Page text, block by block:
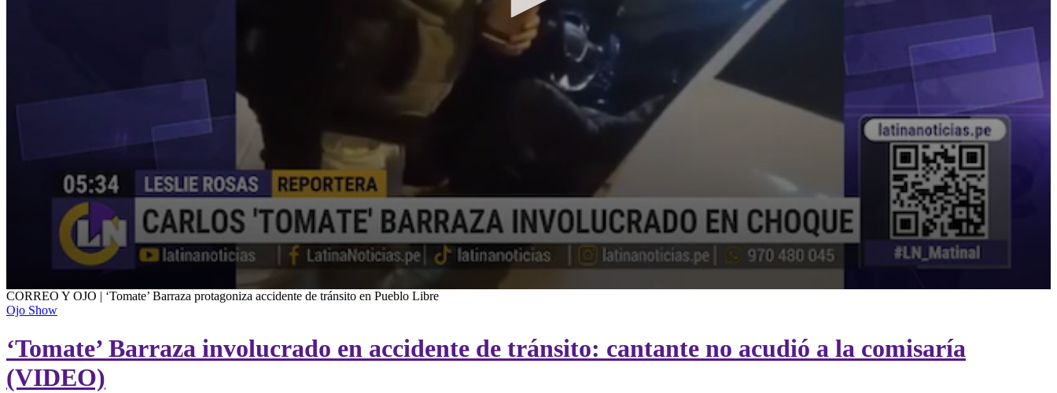
0
seconds
of
minutes,
21
secondsVolume
90%
CORREO Y OJO | ‘Tomate’ Barraza protagoniza accidente de tránsito en Pueblo Libre
Ojo Show
‘Tomate’ Barraza involucrado en accidente de tránsito: cantante no acudió a la comisaría
(VIDEO)